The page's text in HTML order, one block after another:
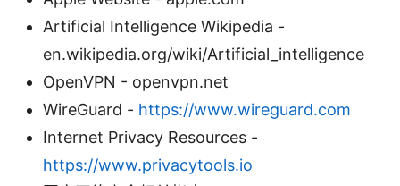
Artificial Intelligence Wikipedia -
en.wikipedia.org/wiki/Artificial_intelligence
OpenVPN - openvpn.net
WireGuard - https://www.wireguard.com
Internet Privacy Resources -
https://www.privacytools.io